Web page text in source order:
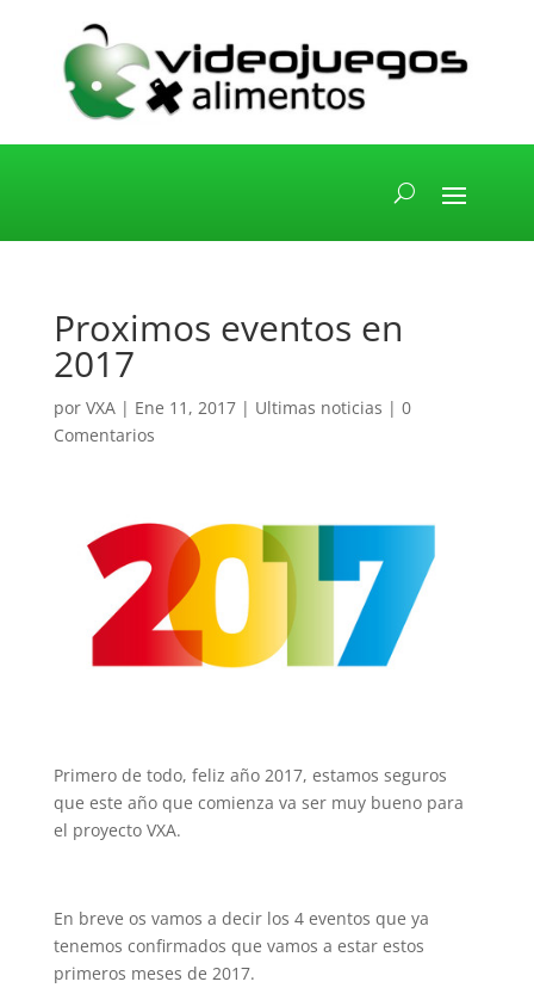
Proximos eventos en
2017
por VXA| Ene 11, 2017| Ultimas noticias | 0
Comentarios
Primero de todo, feliz año 2017, estamos seguros
que este año que comienza va ser muy bueno para
el proyecto VXA.
En breve os vamos a decir los 4 eventos que ya
tenemos confirmados que vamos a estar estos
primeros meses de 2017.